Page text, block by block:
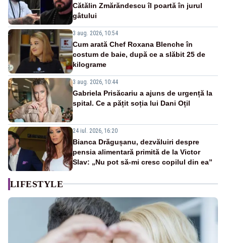
Cătălin Zmărăndescu îl poartă în jurul
gâtului
3 aug. 2026, 10:54
Cum arată Chef Roxana Blenche în
costum de baie, după ce a slăbit 25 de
kilograme
3 aug. 2026, 10:44
Gabriela Prisăcariu a ajuns de urgență la
spital. Ce a pățit soția lui Dani Oțil
24 iul. 2026, 16:20
Bianca Drăgușanu, dezvăluiri despre
pensia alimentară primită de la Victor
Slav: „Nu pot să-mi cresc copilul din ea”
LIFESTYLE